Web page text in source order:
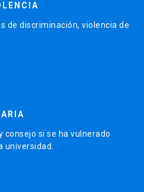
de discriminación, violencia de
si se ha vulnerado
universidad.